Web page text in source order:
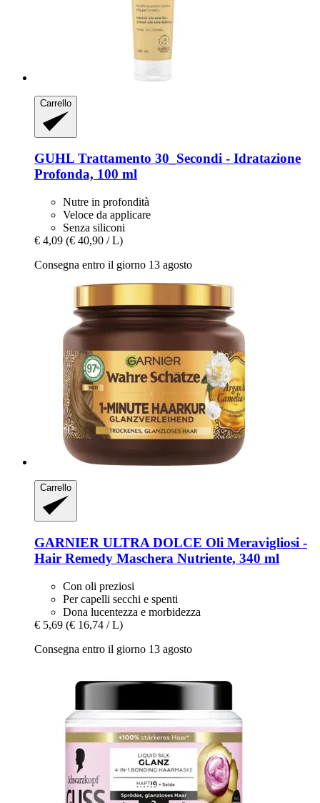
Carrello
GUHL Trattamento 30_Secondi -​ Idratazione
Profonda, 100 ml
Nutre in profondità
Veloce da applicare
Senza siliconi
€ 4,09 (€ 40,90 / L)
Consegna entro il giorno 13 agosto
Carrello
GARNIER ULTRA DOLCE Oli Meravigliosi -​
Hair Remedy Maschera Nutriente, 340 ml
Con oli preziosi
Per capelli secchi e spenti
Dona lucentezza e morbidezza
€ 5,69 (€ 16,74 / L)
Consegna entro il giorno 13 agosto